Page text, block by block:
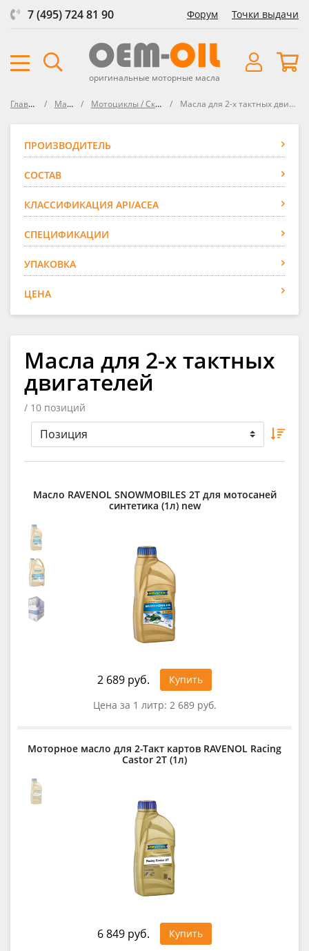
7 (495) 724 81 90 Форум Точки выдачи
оригинальные моторные масла
Главная Масла Мотоциклы / Скутеры Масла для 2-х тактных двигателей
ПРОИЗВОДИТЕЛЬ
СОСТАВ
КЛАССИФИКАЦИЯ API/ACEA
СПЕЦИФИКАЦИИ
УПАКОВКА
ЦЕНА
Масла для 2-х тактных
двигателей
/ 10 позиций
Масло RAVENOL SNOWMOBILES 2Т для мотосаней
синтетика (1л) new
2 689 руб.
Купить
Цена за 1 литр: 2 689 руб.
Моторное масло для 2-Такт картов RAVENOL Racing
Castor 2T (1л)
6 849 руб.
Купить